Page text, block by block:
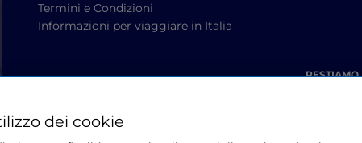
Termini e Condizioni
Informazioni per viaggiare in Italia
RESTIAMO
dei cookie